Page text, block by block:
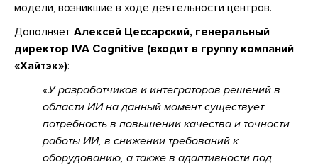
модели, возникшие в ходе деятельности центров.
Дополняет Алексей Цессарский, генеральный
директор IVA Cognitive (входит в группу компаний
«Хайтэк»):
У разработчиков и интеграторов решений в
области ИИ на данный момент существует
потребность в повышении качества и точности
работы ИИ, в снижении требований к
оборудованию, а также в адаптивности под